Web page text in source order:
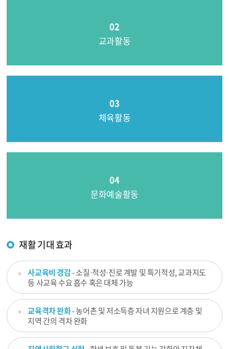
교과활동
체육활동
문화예술활동
재활 기대 효과
사교육비 경감- 소질·적성·진로 계발 및 특기적성, 교과지도
등 사교육 수요 흡수 혹은 대체 가능
교육격차 완화- 농어촌 및 저소득층 자녀 지원으로 계층 및
지역 간의 격차 완화